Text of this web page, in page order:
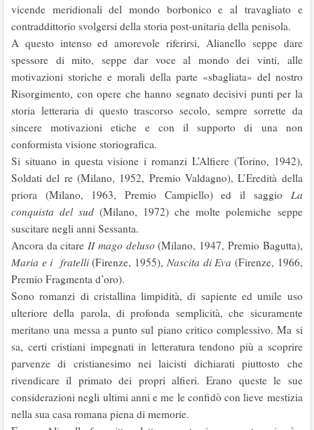
vicende meridionali del mondo borbonico e al travagliato e
contraddittorio svolgersi della storia post-unitaria della penisola.
A questo intenso ed amorevole riferirsi, Alianello seppe dare
spessore di mito, seppe dar voce al mondo dei vinti, alle
motivazioni storiche e mo­rali della parte «sbagliata» del nostro
Risorgimento, con opere che han­no segnato decisivi punti per la
storia letteraria di questo trascorso secolo, sempre sorrette da
sincere motivazioni etiche e con il supporto di una non
conformista visione storiografica.
Si situano in questa visione i romanzi L’Alfiere (Torino, 1942),
Solda­ti del re (Milano, 1952, Premio Valdagno), L’Eredità della
priora (Milano, 1963, Premio Campiello) ed il saggio La
conquista del sud (Milano, 1972) che molte polemiche seppe
suscitare negli anni Sessanta.
Ancora da citareII mago deluso(Milano, 1947, Premio Bagutta),
Maria e i fratelli(Firenze, 1955), Nascita di Eva (Firenze, 1966,
Premio Fragmenta d’oro).
Sono romanzi di cristallina limpidità, di sapiente ed umile uso
ulteriore della parola, di profonda semplicità, che sicuramente
meritano una messa a punto sul piano critico complessivo. Ma si
sa, certi cristiani impegnati in letteratura tendono più a scoprire
parvenze di cristianesimo nei laicisti di­chiarati piuttosto che
rivendicare il primato dei propri alfieri. Erano queste le sue
considerazioni negli ultimi anni e me le confidò con lieve mestizia
nella sua casa romana piena di memorie.